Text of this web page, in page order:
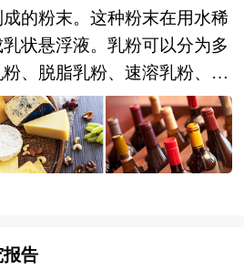
的粉末。这种粉末在用水稀
状悬浮液。乳粉可以分为多
、脱脂乳粉、速溶乳粉、配
有不同的特点和用途。例
牛乳直接加工而成，脂肪含
温下保存三个月；而脱脂乳
大部分脂肪后加工而成，可
乳粉，以满足不同人群的营
报告